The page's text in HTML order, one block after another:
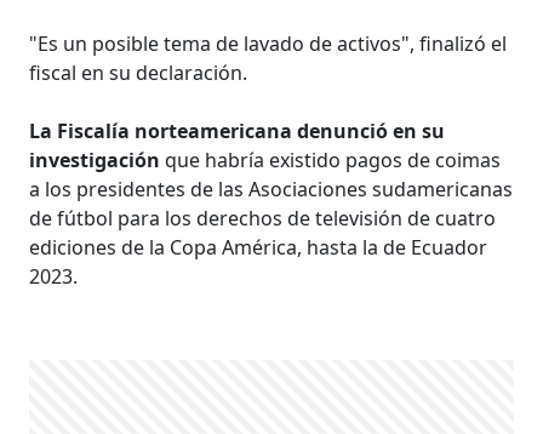
"Es un posible tema de lavado de activos", finalizó el
fiscal en su declaración.
La Fiscalía norteamericana denunció en su
investigación que habría existido pagos de coimas
a los presidentes de las Asociaciones sudamericanas
de fútbol para los derechos de televisión de cuatro
ediciones de la Copa América, hasta la de Ecuador
2023.